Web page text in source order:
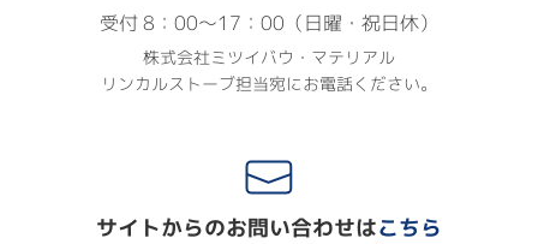
受付 8：00〜17：00（日曜・祝日休）
株式会社ミツイバウ・マテリアル
リンカルストーブ担当宛にお電話ください。
サイトからのお問い合わせはこちら